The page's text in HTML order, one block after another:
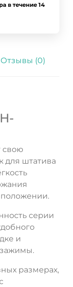
в течение 14
Отзывы (0)
свою
для штатива
серии
и
размерах,